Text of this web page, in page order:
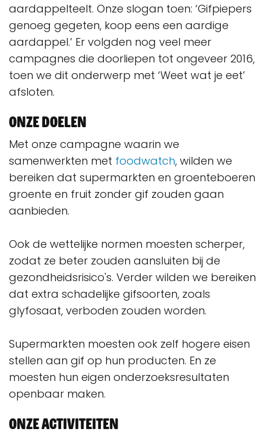
aardappelteelt. Onze slogan toen: ‘Gifpiepers
genoeg gegeten, koop eens een aardige
aardappel.’ Er volgden nog veel meer
campagnes die doorliepen tot ongeveer 2016,
toen we dit onderwerp met ‘Weet wat je eet’
afsloten.
Onze doelen
Met onze campagne waarin we
samenwerkten met foodwatch, wilden we
bereiken dat supermarkten en groenteboeren
groente en fruit zonder gif zouden gaan
aanbieden.
Ook de wettelijke normen moesten scherper,
zodat ze beter zouden aansluiten bij de
gezondheidsrisico's. Verder wilden we bereiken
dat extra schadelijke gifsoorten, zoals
glyfosaat, verboden zouden worden.
Supermarkten moesten ook zelf hogere eisen
stellen aan gif op hun producten. En ze
moesten hun eigen onderzoeksresultaten
openbaar maken.
Onze activiteiten